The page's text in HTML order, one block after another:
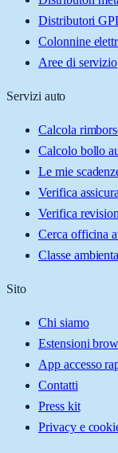
Distributori
Colonnine
Aree di servizio
Servizi auto
Calcola
Calcolo bollo
Le mie
Verifica
Verifica
Cerca officina
Classe
Sito
Chi siamo
Estensioni
App accesso
Contatti
Press kit
Privacy e